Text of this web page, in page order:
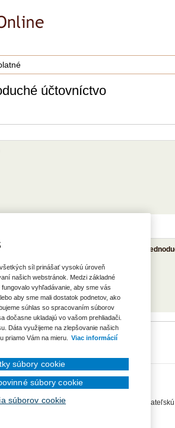
účtovníctvo
stravovacom zariadení v sústave
2016
účtovníctve duplicitne uhradenú
síl prinášať vysokú úroveň
našich webstránok. Medzi základné
vyhľadávanie, aby sme vás
aby sme mali dostatok podnetov, ako
súhlas so spracovaním súborov
dočasne ukladajú vo vašom prehliadači.
Dáta využijeme na zlepšovanie našich
priamo Vám na mieru.
Viac informácií
súborov cookie
súbory cookie
súbory cookie